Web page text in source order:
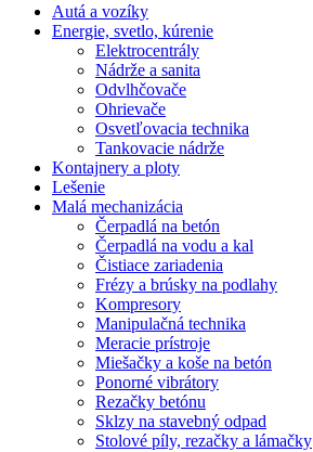
Autá a vozíky
Energie, svetlo, kúrenie
Elektrocentrály
Nádrže a sanita
Odvlhčovače
Ohrievače
Osvetľovacia technika
Tankovacie nádrže
Kontajnery a ploty
Lešenie
Malá mechanizácia
Čerpadlá na betón
Čerpadlá na vodu a kal
Čistiace zariadenia
Frézy a brúsky na podlahy
Kompresory
Manipulačná technika
Meracie prístroje
Miešačky a koše na betón
Ponorné vibrátory
Rezačky betónu
Sklzy na stavebný odpad
Stolové píly, rezačky a lámačky